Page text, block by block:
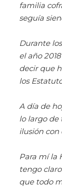
familia
seguía
Durante
el año
decir que
los
A día de
lo largo de
ilusión con
Para mí la
tengo
que todo